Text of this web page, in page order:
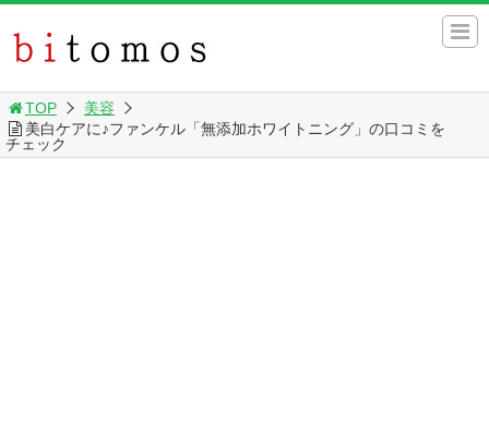
TOP
美容
美白ケアに♪ファンケル「無添加ホワイトニング」の口コミを
チェック